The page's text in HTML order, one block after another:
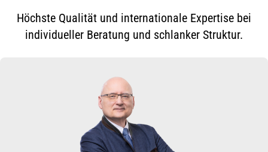
Höchste Qualität und internationale Expertise bei
individueller Beratung und schlanker Struktur.